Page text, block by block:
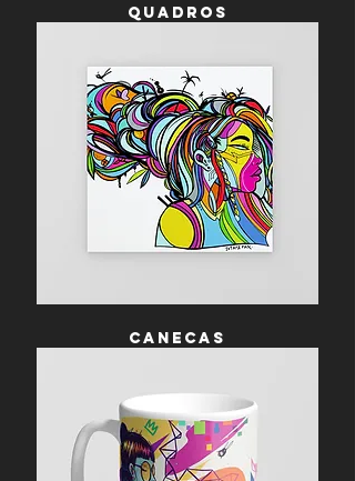
QUADROS
canecas